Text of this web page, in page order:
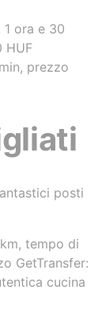
1 ora e 30
HUF
prezzo
posti
tempo di
GetTransfer:
cucina